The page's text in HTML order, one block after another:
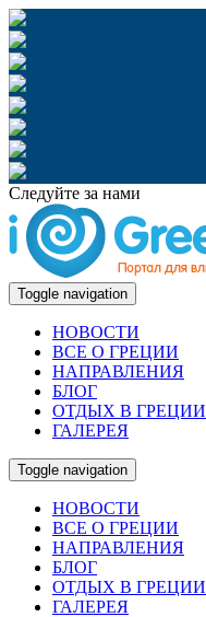
Следуйте за нами
Toggle navigation
НОВОСТИ
ВСЕ О ГРЕЦИИ
НАПРАВЛЕНИЯ
БЛОГ
ОТДЫХ В ГРЕЦИИ
ГАЛЕРЕЯ
Toggle navigation
НОВОСТИ
ВСЕ О ГРЕЦИИ
НАПРАВЛЕНИЯ
БЛОГ
ОТДЫХ В ГРЕЦИИ
ГАЛЕРЕЯ